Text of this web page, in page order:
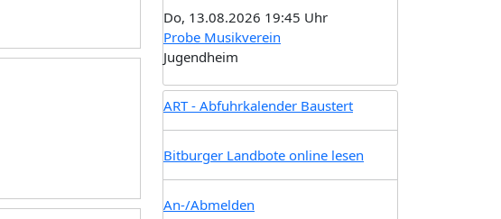
Do, 13.08.2026 19:45 Uhr
Probe Musikverein
Jugendheim
ART - Abfuhrkalender Baustert
Bitburger Landbote online lesen
An-/Abmelden